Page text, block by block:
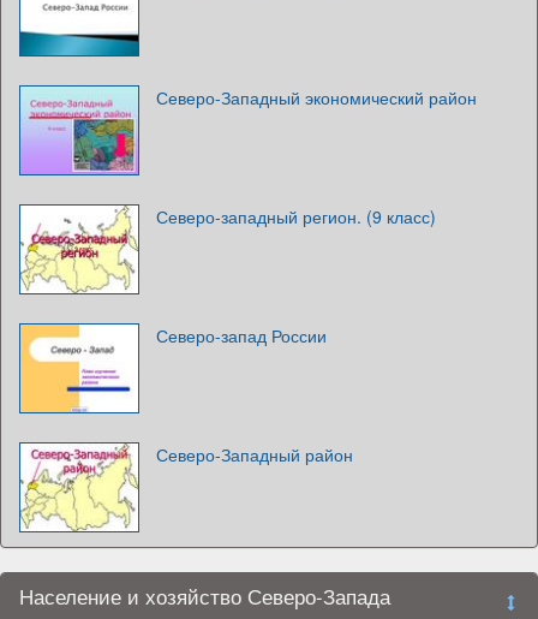
Северо-Западный экономический район
Северо-западный регион. (9 класс)
Северо-запад России
Северо-Западный район
Население и хозяйство Северо-Запада